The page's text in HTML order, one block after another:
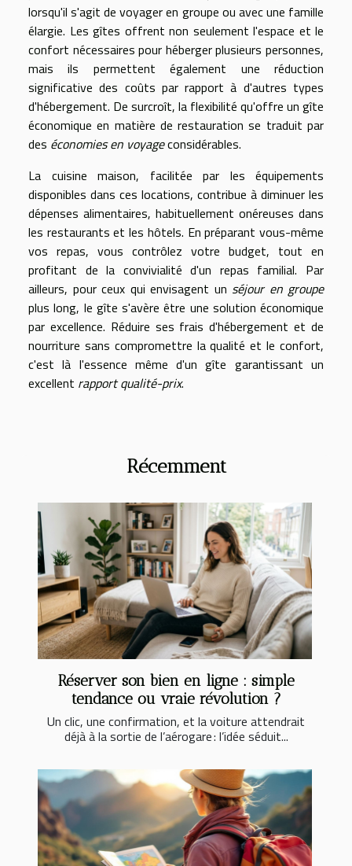
lorsqu'il s'agit de voyager en groupe ou avec une famille
élargie. Les gîtes offrent non seulement l'espace et le
confort nécessaires pour héberger plusieurs personnes,
mais ils permettent également une réduction
significative des coûts par rapport à d'autres types
d'hébergement. De surcroît, la flexibilité qu'offre un gîte
économique en matière de restauration se traduit par
des économies en voyageconsidérables.
La cuisine maison, facilitée par les équipements
disponibles dans ces locations, contribue à diminuer les
dépenses alimentaires, habituellement onéreuses dans
les restaurants et les hôtels. En préparant vous-même
vos repas, vous contrôlez votre budget, tout en
profitant de la convivialité d'un repas familial. Par
ailleurs, pour ceux qui envisagent un séjour en groupe
plus long, le gîte s'avère être une solution économique
par excellence. Réduire ses frais d'hébergement et de
nourriture sans compromettre la qualité et le confort,
c'est là l'essence même d'un gîte garantissant un
excellent rapport qualité-prix.
Récemment
Réserver son bien en ligne : simple
tendance ou vraie révolution ?
Un clic, une confirmation, et la voiture attendrait
déjà à la sortie de l’aérogare : l’idée séduit...